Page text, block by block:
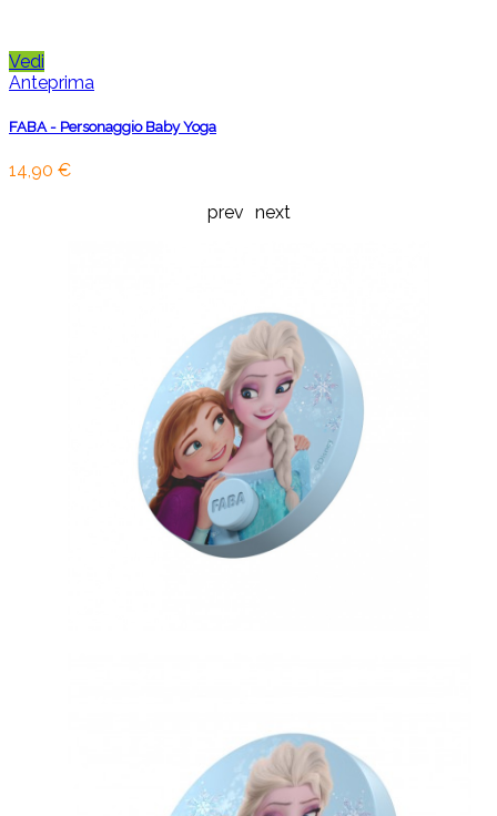
Vedi
Anteprima
FABA - Personaggio Baby Yoga
14,90 €
prev next